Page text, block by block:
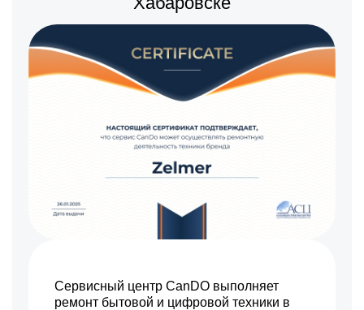
Сервисный центр CanDO выполняет
ремонт бытовой и цифровой техники в